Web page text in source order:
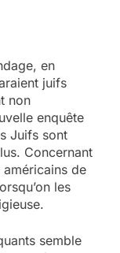
en
juifs
non
enquête
Juifs sont
Concernant
américains de
les
semble